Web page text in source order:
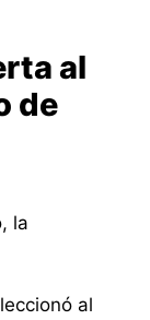
al
de
la
al